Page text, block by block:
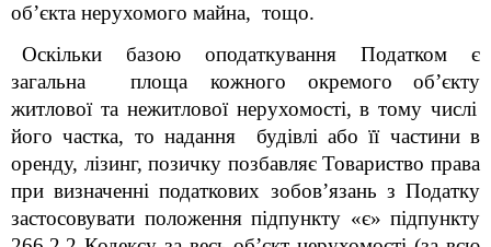
об’єкта нерухомого майна, тощо.
Оскільки базою оподаткування Податком є
загальна площа кожного окремого
об’єкту
житлової та нежитлової нерухомості, в тому числі
його частка, то надання будівлі або її частинив
оренду, лізинг, позичку позбавляє Товариство права
при визначенні податкових зобов’язань з Податку
застосовувати положення підпункту «є» підпункту